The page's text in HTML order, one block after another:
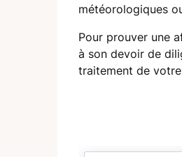
météorologiques
Pour prouver une
à son devoir de
traitement de